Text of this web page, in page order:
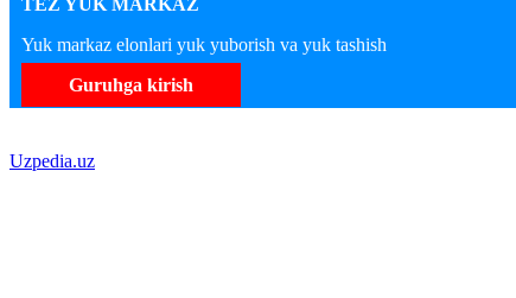
Yuk markaz elonlari yuk yuborish va yuk tashish
Guruhga kirish
Uzpedia.uz